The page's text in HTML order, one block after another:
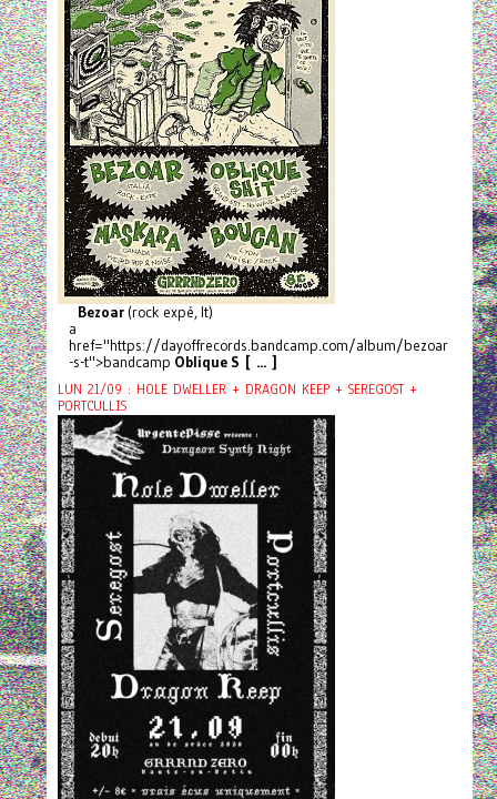
Bezoar(rock expé, It)
a
href="https://dayoffrecords.bandcamp.com/album/bezoar
-s-t">bandcamp Oblique S [ ... ]
LUN 21/09 : HOLE DWELLER + DRAGON KEEP + SEREGOST +
PORTCULLIS